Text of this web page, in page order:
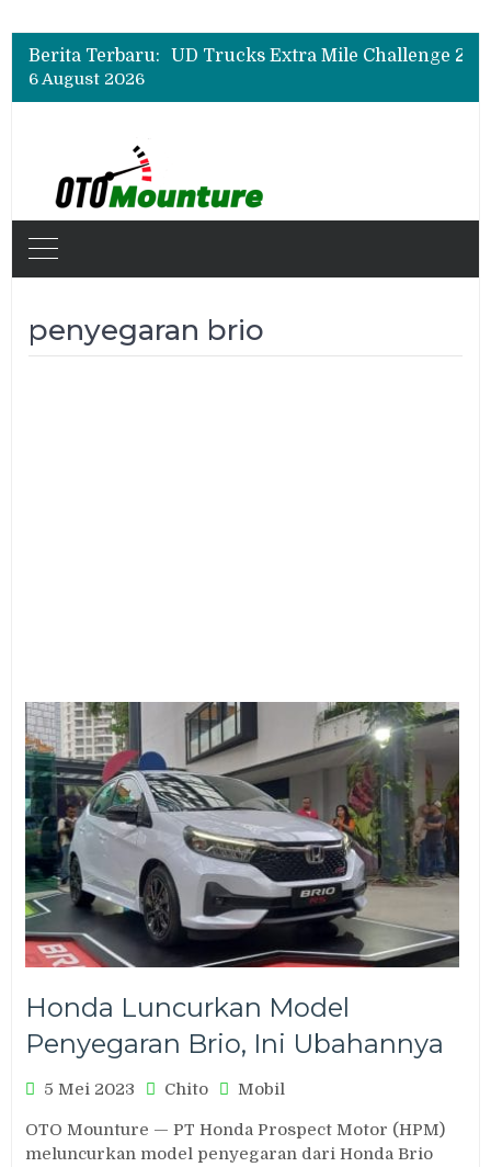
Berita Terbaru:
6 August 2026
penyegaran brio
Honda Luncurkan Model
Penyegaran Brio, Ini Ubahannya
5 Mei 2023 Chito Mobil
OTO Mounture — PT Honda Prospect Motor (HPM)
meluncurkan model penyegaran dari Honda Brio